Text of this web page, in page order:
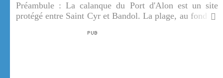
Préambule :La calanque du Port d'Alon est un site
protégé entre Saint Cyr et Bandol. La plage, au fond de